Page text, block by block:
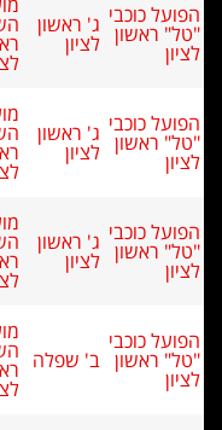
כוכבי
ראשון ג' ראשון
לציון
השח-מט
ראשון
לציון
כוכבי
ראשון ג' ראשון
לציון
השח-מט
ראשון
לציון
כוכבי
ראשון ג' ראשון
לציון
השח-מט
ראשון
לציון
כוכבי
ראשון ב' שפלה השח-מט
ראשון